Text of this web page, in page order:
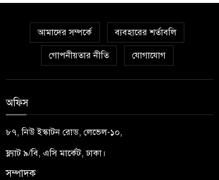
আমাদের সম্পর্কে ব্যবহারের শর্তাবলি
গোপনীয়তার নীতি যোগাযোগ
অফিস
৮৭, নিউ ইস্কাটন রোড, লেভেল-১০,
ফ্ল্যাট ৯/বি, এসি মার্কেট, ঢাকা।
সম্পাদক